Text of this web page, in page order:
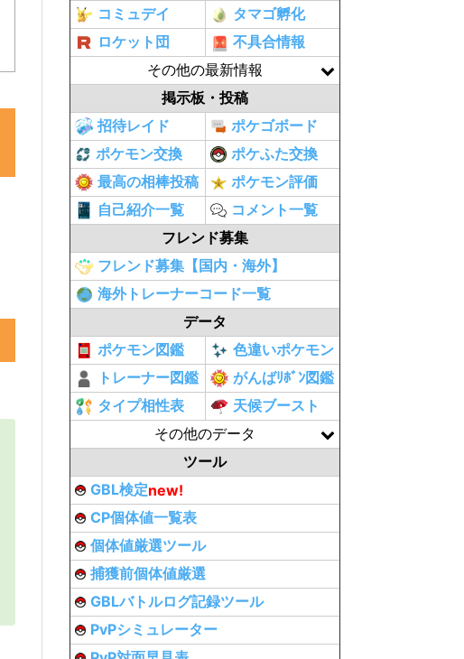
コミュデイ
タマゴ孵化
ロケット団
不具合情報
その他の最新情報
掲示板・投稿
招待レイド
ポケゴボード
ポケモン交換
ポケふた交換
最高の相棒投稿
ポケモン評価
自己紹介一覧
コメント一覧
フレンド募集
フレンド募集【国内・海外】
海外トレーナーコード一覧
データ
ポケモン図鑑
色違いポケモン
トレーナー図鑑
がんばﾘﾎﾞﾝ図鑑
タイプ相性表
天候ブースト
その他のデータ
ツール
GBL検定new!
CP個体値一覧表
個体値厳選ツール
捕獲前個体値厳選
GBLバトルログ記録ツール
PvPシミュレーター